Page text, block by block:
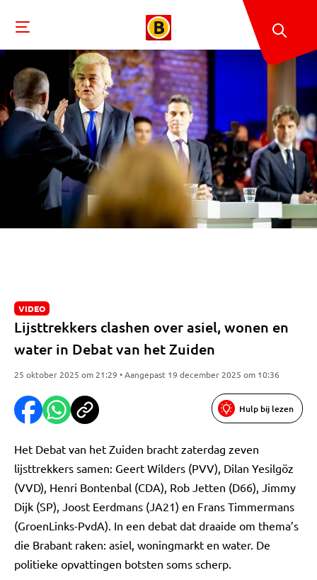
VIDEO
Lijsttrekkers clashen over asiel, wonen en
water in Debat van het Zuiden
25 oktober 2025 om 21:29 • Aangepast 19 december 2025 om 10:36
Hulp bij lezen
Het Debat van het Zuiden bracht zaterdag zeven
lijsttrekkers samen: Geert Wilders (PVV), Dilan Yesilgöz
(VVD), Henri Bontenbal (CDA), Rob Jetten (D66), Jimmy
Dijk (SP), Joost Eerdmans (JA21) en Frans Timmermans
(GroenLinks-PvdA). In een debat dat draaide om thema’s
die Brabant raken: asiel, woningmarkt en water. De
politieke opvattingen botsten soms scherp.